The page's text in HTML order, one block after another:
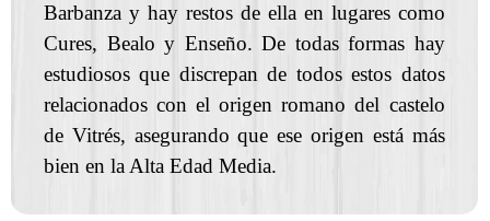
Barbanza y hay restos de ella en lugares como
Cures, Bealo y Enseño. De todas formas hay
estudiosos que discrepan de todos estos datos
relacionados con el origen romano del castelo
de Vitrés, asegurando que ese origen está más
bien en la Alta Edad Media.